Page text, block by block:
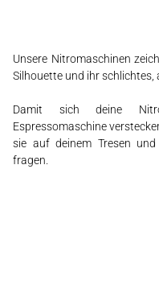
Unsere Nitromaschinen
Silhouette und ihr schlichtes,
Damit sich deine
Espressomaschine
sie auf deinem Tresen
fragen.